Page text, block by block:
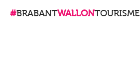
#BRABANTWALLONTOURISME